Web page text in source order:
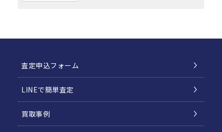
査定申込フォーム
LINEで簡単査定
買取事例